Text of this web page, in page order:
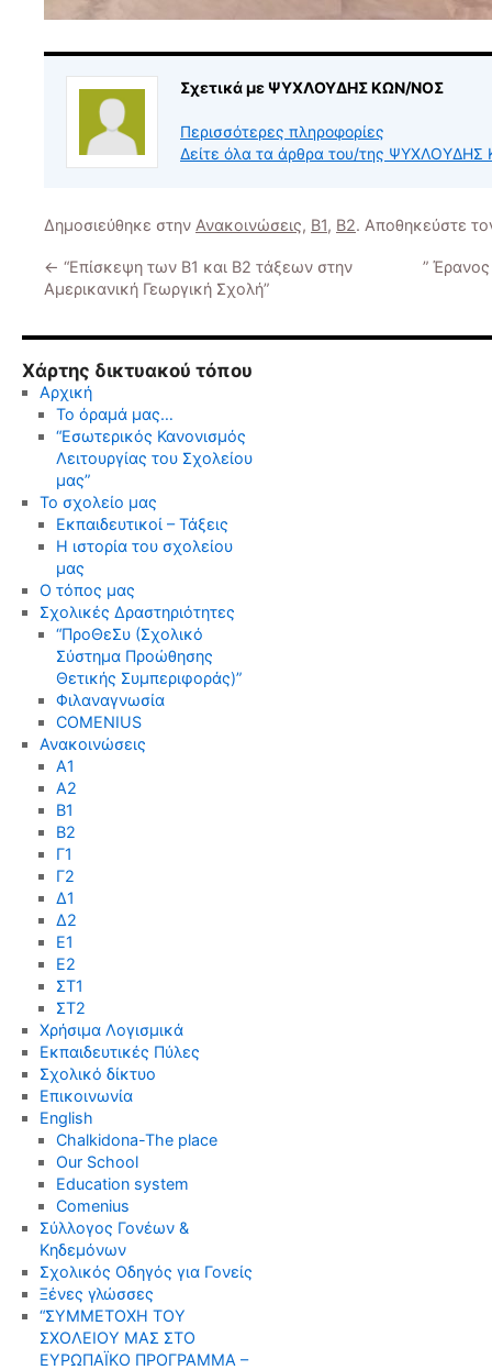
Σχετικά με ΨΥΧΛΟΥΔΗΣ ΚΩΝ/ΝΟΣ
Περισσότερες πληροφορίες
Δείτε όλα τα άρθρα του/της
Δημοσιεύθηκε στην Ανακοινώσεις, Β1, Β2. Αποθηκεύστε
← “Επίσκεψη των Β1 και Β2 τάξεων στην
Αμερικανική Γεωργική Σχολή”
”
Χάρτης δικτυακού τόπου
Αρχική
Το όραμά μας…
“Εσωτερικός Κανονισμός
Λειτουργίας του Σχολείου
μας”
Το σχολείο μας
Εκπαιδευτικοί – Τάξεις
Η ιστορία του σχολείου
μας
Ο τόπος μας
Σχολικές Δραστηριότητες
“ΠροΘεΣυ (Σχολικό
Σύστημα Προώθησης
Θετικής Συμπεριφοράς)”
Φιλαναγνωσία
COMENIUS
Ανακοινώσεις
Α1
Α2
Β1
Β2
Γ1
Γ2
Δ1
Δ2
Ε1
Ε2
ΣΤ1
ΣΤ2
Χρήσιμα Λογισμικά
Εκπαιδευτικές Πύλες
Σχολικό δίκτυο
Επικοινωνία
English
Chalkidona-The place
Our School
Education system
Comenius
Σύλλογος Γονέων &
Κηδεμόνων
Σχολικός Οδηγός για Γονείς
Ξένες γλώσσες
“ΣΥΜΜΕΤΟΧΗ ΤΟΥ
ΣΧΟΛΕΙΟΥ ΜΑΣ ΣΤΟ
ΕΥΡΩΠΑΪΚΟ ΠΡΟΓΡΑΜΜΑ –